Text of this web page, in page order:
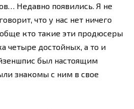
Недавно появились. Я не
что у нас нет ничего
кто такие эти продюсеры
четыре достойных, а то и
был настоящим
знакомы с ним в свое